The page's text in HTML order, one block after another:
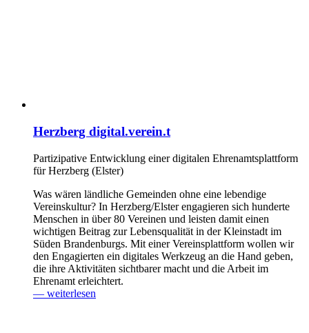
Herzberg digital.verein.t
Partizipative Entwicklung einer digitalen Ehrenamtsplattform
für Herzberg (Elster)
Was wären ländliche Gemeinden ohne eine lebendige
Vereinskultur? In Herzberg/Elster engagieren sich hunderte
Menschen in über 80 Vereinen und leisten damit einen
wichtigen Beitrag zur Lebensqualität in der Kleinstadt im
Süden Brandenburgs. Mit einer Vereinsplattform wollen wir
den Engagierten ein digitales Werkzeug an die Hand geben,
die ihre Aktivitäten sichtbarer macht und die Arbeit im
Ehrenamt erleichtert.
— weiterlesen